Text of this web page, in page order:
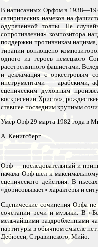
В написанных Орфом в
сатирических намеков на
одураченной толпы. Не
сопротивления» композитора
поддержки противникам
тирании воплощено
одного из героев немецкого
расстрелянного фашистами.
и декламация с оркестровым
инструментами — арабскими,
сценическим духовным
воскресении Христа»,
ставшее последним крупным
Умер Орф 29 марта 1982 года в
А. Кенигсберг
Орф — последовательный и
начала Орф шел к
сценического действия. В
«дорисовывает» характеры и
Сценические сочинения Орфа
сочетании речи и музыки. В
мельчайшими раздробленными
партитуры в обычном смысле
Дебюсси, Стравинского, Мийо.